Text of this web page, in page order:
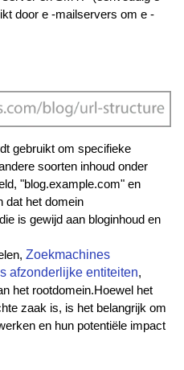
door e -mailservers om e -
gebruikt om specifieke
soorten inhoud onder
"blog.example.com" en
dat het domein
is gewijd aan bloginhoud en
Zoekmachines
afzonderlijke entiteiten,
het rootdomein.Hoewel het
zaak is, is het belangrijk om
en hun potentiële impact